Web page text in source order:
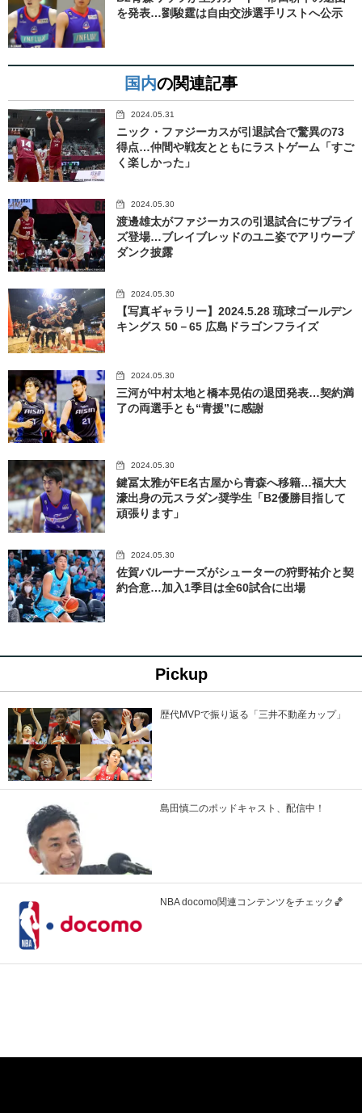
を発表…劉駿霆は自由交渉選手リストへ公示
国内の関連記事
2024.05.31
ニック・ファジーカスが引退試合で驚異の73
得点…仲間や戦友とともにラストゲーム「すご
く楽しかった」
2024.05.30
渡邊雄太がファジーカスの引退試合にサプライ
ズ登場…ブレイブレッドのユニ姿でアリウープ
ダンク披露
2024.05.30
【写真ギャラリー】2024.5.28 琉球ゴールデン
キングス 50－65 広島ドラゴンフライズ
2024.05.30
三河が中村太地と橋本晃佑の退団発表…契約満
了の両選手とも“青援”に感謝
2024.05.30
鍵冨太雅がFE名古屋から青森へ移籍…福大大
濠出身の元スラダン奨学生「B2優勝目指して
頑張ります」
2024.05.30
佐賀バルーナーズがシューターの狩野祐介と契
約合意…加入1季目は全60試合に出場
Pickup
歴代MVPで振り返る「三井不動産カップ」
島田慎二のポッドキャスト、配信中！
NBA docomo関連コンテンツをチェック🏀